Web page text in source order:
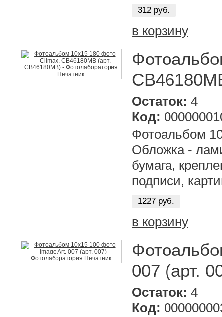
312 руб.
в корзину
Остаток: 4
Код:
Фотоальбом
Обложка -
бумага,
подписи,
1227 руб.
в корзину
007 (арт.
Остаток: 4
Код: